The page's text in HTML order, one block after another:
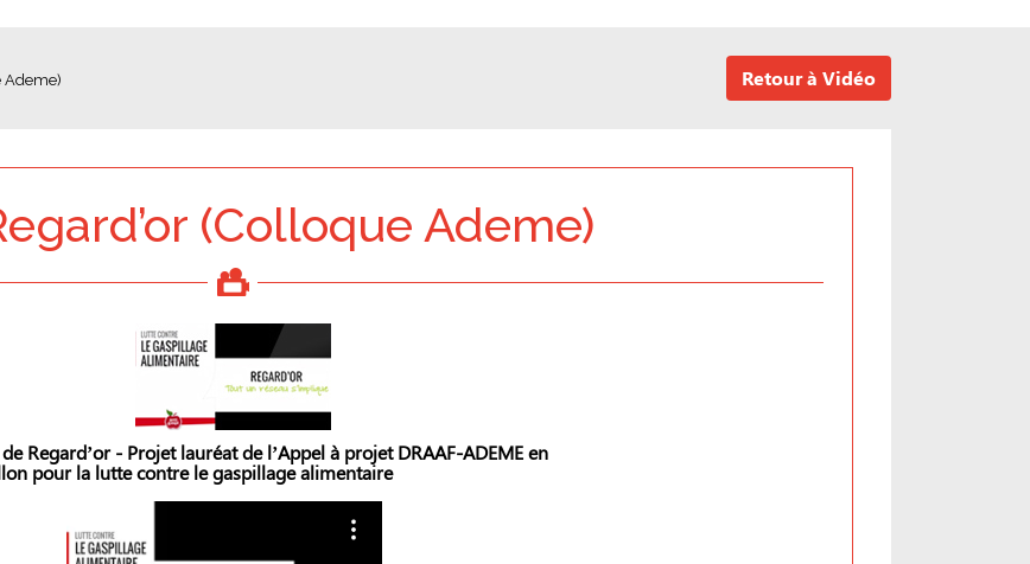
Ademe) Retour à Vidéo
(Colloque Ademe)
Regard’or - Projet lauréat de l’Appel à projet DRAAF-ADEME en
pour la lutte contre le gaspillage alimentaire